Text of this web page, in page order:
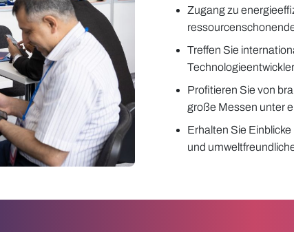
Zugang zu
Treffen Sie
Technologieentwickler
Profitieren Sie von
große Messen unter
Erhalten Sie
und